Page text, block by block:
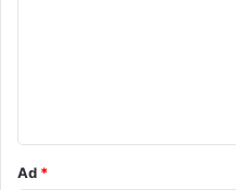
Ad *